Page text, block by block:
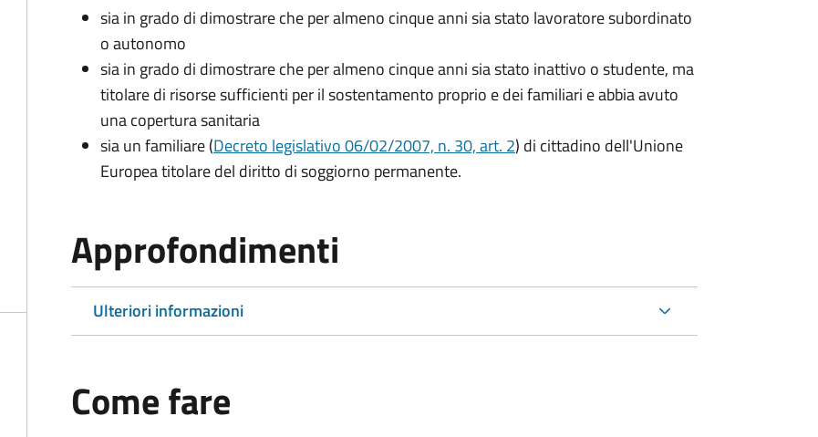
sia in grado di dimostrare che per almeno cinque anni sia stato lavoratore subordinato
o autonomo
sia in grado di dimostrare che per almeno cinque anni sia stato inattivo o studente, ma
titolare di risorse sufficienti per il sostentamento proprio e dei familiari e abbia avuto
una copertura sanitaria
sia un familiare (Decreto legislativo 06/02/2007, n. 30, art. 2) di cittadino dell'Unione
Europea titolare del diritto di soggiorno permanente.
Approfondimenti
Ulteriori informazioni
Come fare